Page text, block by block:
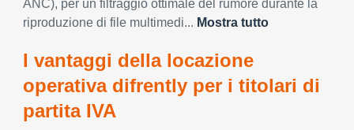
ANC), per un filtraggio ottimale del rumore durante la
riproduzione di file multimedi... Mostra tutto
I vantaggi della locazione
operativa difrently per i titolari di
partita IVA